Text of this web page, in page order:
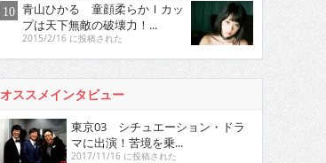
青山ひかる 童顔柔らかＩカッ
プは天下無敵の破壊力！...
2015/2/16 に投稿された
オススメインタビュー
東京03 シチュエーション・ドラ
マに出演！苦境を乗...
2017/11/16 に投稿された